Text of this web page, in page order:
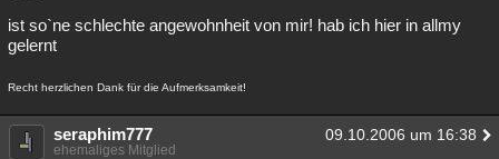
ist so`ne schlechte angewohnheit von mir! hab ich hier in allmy
gelernt
Recht herzlichen Dank für die Aufmerksamkeit!
seraphim777 09.10.2006 um 16:38
ehemaliges Mitglied